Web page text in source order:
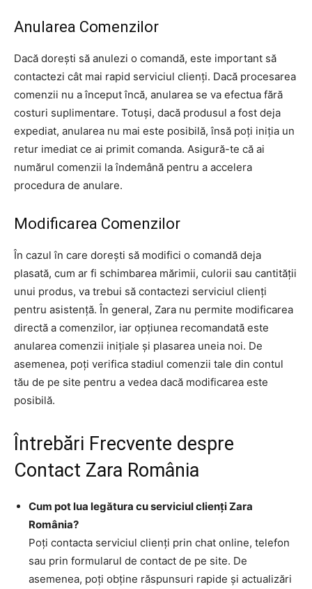
Anularea Comenzilor
Dacă dorești să anulezi o comandă, este important să
contactezi cât mai rapid serviciul clienți. Dacă procesarea
comenzii nu a început încă, anularea se va efectua fără
costuri suplimentare. Totuși, dacă produsul a fost deja
expediat, anularea nu mai este posibilă, însă poți iniția un
retur imediat ce ai primit comanda. Asigură-te că ai
numărul comenzii la îndemână pentru a accelera
procedura de anulare.
Modificarea Comenzilor
În cazul în care dorești să modifici o comandă deja
plasată, cum ar fi schimbarea mărimii, culorii sau cantității
unui produs, va trebui să contactezi serviciul clienți
pentru asistență. În general, Zara nu permite modificarea
directă a comenzilor, iar opțiunea recomandată este
anularea comenzii inițiale și plasarea uneia noi. De
asemenea, poți verifica stadiul comenzii tale din contul
tău de pe site pentru a vedea dacă modificarea este
posibilă.
Întrebări Frecvente despre
Contact Zara România
Cum pot lua legătura cu serviciul clienți Zara
România?
Poți contacta serviciul clienți prin chat online, telefon
sau prin formularul de contact de pe site. De
asemenea, poți obține răspunsuri rapide și actualizări